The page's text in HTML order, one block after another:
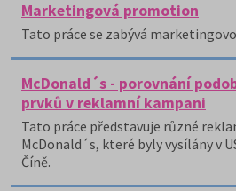
Marketingová promotion
Tato práce se zabývá
McDonald´s - porovnání
prvků v reklamní kampani
Tato práce představuje různé
McDonald´s, které byly vysílány v
Číně.